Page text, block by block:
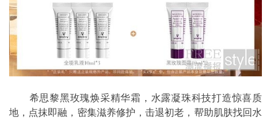
希思黎黑玫瑰焕采精华霜，水露凝珠科技打造惊喜质
地，点抹即融，密集滋养修护，击退初老，帮助肌肤找回水